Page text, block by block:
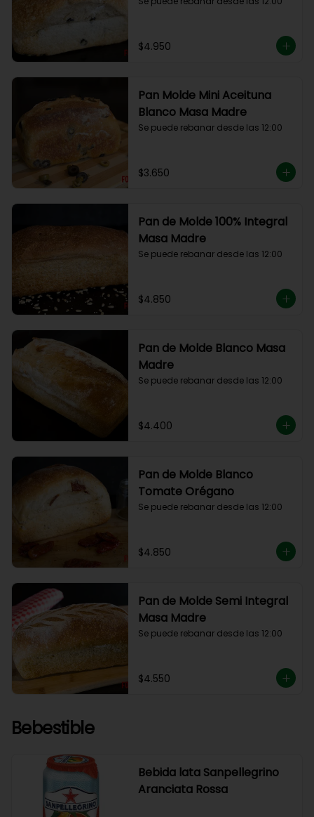
$4.950
Pan Molde Mini Aceituna
Blanco Masa Madre
Se puede rebanar desde las 12:00
$3.650
Pan de Molde 100% Integral
Masa Madre
Se puede rebanar desde las 12:00
$4.850
Pan de Molde Blanco Masa
Madre
Se puede rebanar desde las 12:00
$4.400
Pan de Molde Blanco
Tomate Orégano
Se puede rebanar desde las 12:00
$4.850
Pan de Molde Semi Integral
Masa Madre
Se puede rebanar desde las 12:00
$4.550
Bebestible
Bebida lata Sanpellegrino
Aranciata Rossa